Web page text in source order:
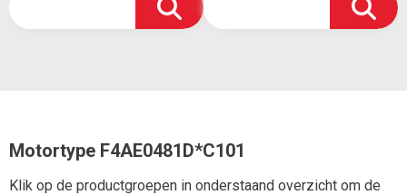
Motortype F4AE0481D*C101
Klik op de productgroepen in onderstaand overzicht om de